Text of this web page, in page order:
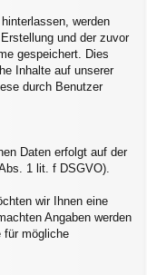
werden
und der zuvor
gespeichert. Dies
Inhalte auf unserer
durch Benutzer
Daten erfolgt auf der
1 lit. f DSGVO).
wir Ihnen eine
Angaben werden
für mögliche